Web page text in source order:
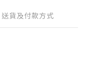
送貨及付款方式